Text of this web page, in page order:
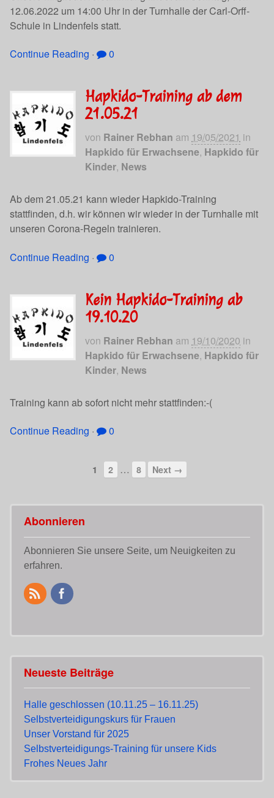
12.06.2022 um 14:00 Uhr in der Turnhalle der Carl-Orff-
Schule in Lindenfels statt.
Continue Reading · 0
Hapkido-Training ab dem
21.05.21
von Rainer Rebhan am 19/05/2021 in
Hapkido für Erwachsene, Hapkido für
Kinder, News
Ab dem 21.05.21 kann wieder Hapkido-Training
stattfinden, d.h. wir können wir wieder in der Turnhalle mit
unseren Corona-Regeln trainieren.
Continue Reading · 0
Kein Hapkido-Training ab
19.10.20
von Rainer Rebhan am 19/10/2020 in
Hapkido für Erwachsene, Hapkido für
Kinder, News
Training kann ab sofort nicht mehr stattfinden:-(
Continue Reading · 0
1 2 … 8 Next →
Abonnieren
Abonnieren Sie unsere Seite, um Neuigkeiten zu
erfahren.
Neueste Beiträge
Halle geschlossen (10.11.25 – 16.11.25)
Selbstverteidigungskurs für Frauen
Unser Vorstand für 2025
Selbstverteidigungs-Training für unsere Kids
Frohes Neues Jahr